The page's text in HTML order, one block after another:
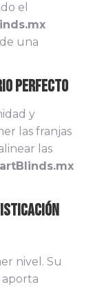
el
una
Perfecto
y
las franjas
las
nivel. Su
aporta